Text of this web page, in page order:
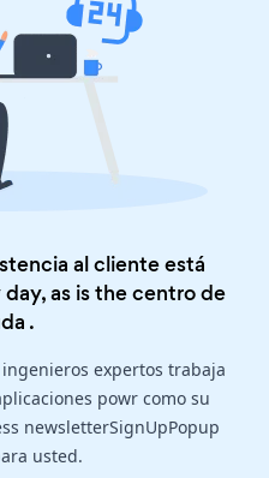
al cliente está
as is thecentro de
.
expertos trabaja
powr como su
newsletterSignUpPopup
usted.